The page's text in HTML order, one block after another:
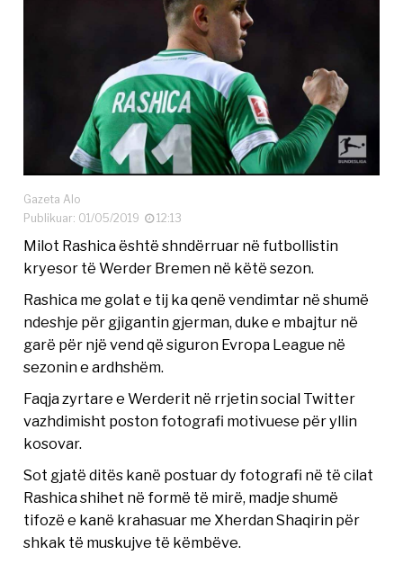
Gazeta Alo
Publikuar: 01/05/2019
12:13
Milot Rashica është shndërruar në futbollistin
kryesor të Werder Bremen në këtë sezon.
Rashica me golat e tij ka qenë vendimtar në shumë
ndeshje për gjigantin gjerman, duke e mbajtur në
garë për një vend që siguron Evropa League në
sezonin e ardhshëm.
Faqja zyrtare e Werderit në rrjetin social Twitter
vazhdimisht poston fotografi motivuese për yllin
kosovar.
Sot gjatë ditës kanë postuar dy fotografi në të cilat
Rashica shihet në formë të mirë, madje shumë
tifozë e kanë krahasuar me Xherdan Shaqirin për
shkak të muskujve të këmbëve.